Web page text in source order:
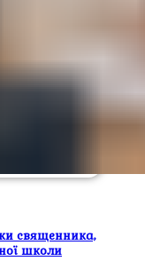
священника,
школи